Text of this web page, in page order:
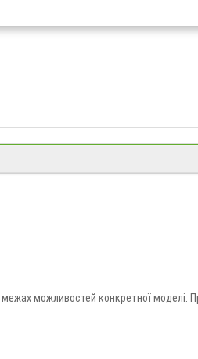
можливостей конкретної
Купити обігрівач можна в «Долина